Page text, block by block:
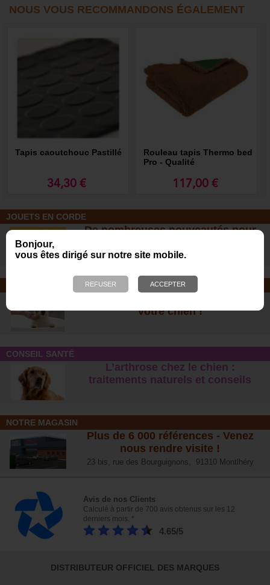
Bonjour,
vous êtes dirigé sur notre site mobile.
NOUS VOUS RECOMMANDONS ÉGALEMENT
Tapis caoutchouc Pastillé
34,30 €
Rouleau tapis Thermo bed
Pro - Qualité
117,00 €
JOUETS EN CORDE
De nombreuses nouveautés pour
!
SOINS ET SHAMPOOING
votre chien !
CONSEIL SANTÉ
L’arthrose chez le chien :
traitements naturels et conseil s
NOTRE MAGASIN
Plus de 6 000 références - Venez
nous rendre visite !
23 bis, rue des Bourguignons, 91310 Montlhéry
Avis de nos Clients
Calculé à partir de 700 avis obtenus sur les 12
derniers mois. *
4.65/5
DISTRIBUTEUR OFFICIEL DES MARQUES